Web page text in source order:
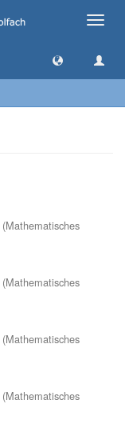
Toggle
(Mathematisches
(Mathematisches
(Mathematisches
(Mathematisches